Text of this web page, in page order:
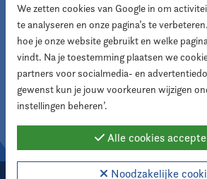
Aanmelden
Volg ons
We zetten cookies van Google in om
te analyseren en onze pagina’s te
hoe je onze website gebruikt en welke
vindt. Na je toestemming plaatsen we
partners voor socialmedia- en
gewenst kun je jouw voorkeuren wijzigen
instellingen beheren’.
Alle cookies
Noodzakelijke